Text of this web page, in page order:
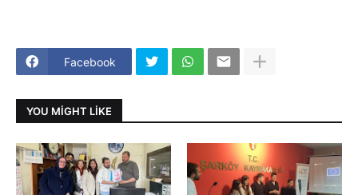
Facebook
YOU MIGHT LIKE